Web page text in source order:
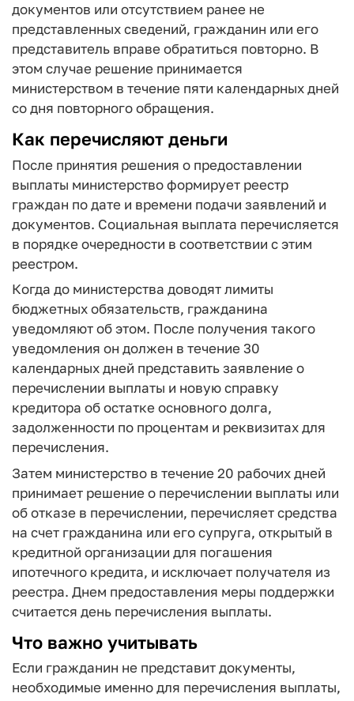
документов или отсутствием ранее не
представленных сведений, гражданин или его
представитель вправе обратиться повторно. В
этом случае решение принимается
министерством в течение пяти календарных дней
со дня повторного обращения.
Как перечисляют деньги
После принятия решения о предоставлении
выплаты министерство формирует реестр
граждан по дате и времени подачи заявлений и
документов. Социальная выплата перечисляется
в порядке очередности в соответствии с этим
реестром.
Когда до министерства доводят лимиты
бюджетных обязательств, гражданина
уведомляют об этом. После получения такого
уведомления он должен в течение 30
календарных дней представить заявление о
перечислении выплаты и новую справку
кредитора об остатке основного долга,
задолженности по процентам и реквизитах для
перечисления.
Затем министерство в течение 20 рабочих дней
принимает решение о перечислении выплаты или
об отказе в перечислении, перечисляет средства
на счет гражданина или его супруга, открытый в
кредитной организации для погашения
ипотечного кредита, и исключает получателя из
реестра. Днем предоставления меры поддержки
считается день перечисления выплаты.
Что важно учитывать
Если гражданин не представит документы,
необходимые именно для перечисления выплаты,